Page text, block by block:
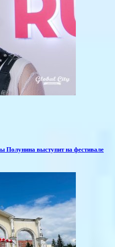
Полунина выступит на фестивале